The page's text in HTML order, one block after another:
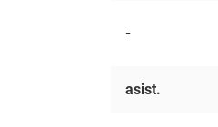
-
asist.